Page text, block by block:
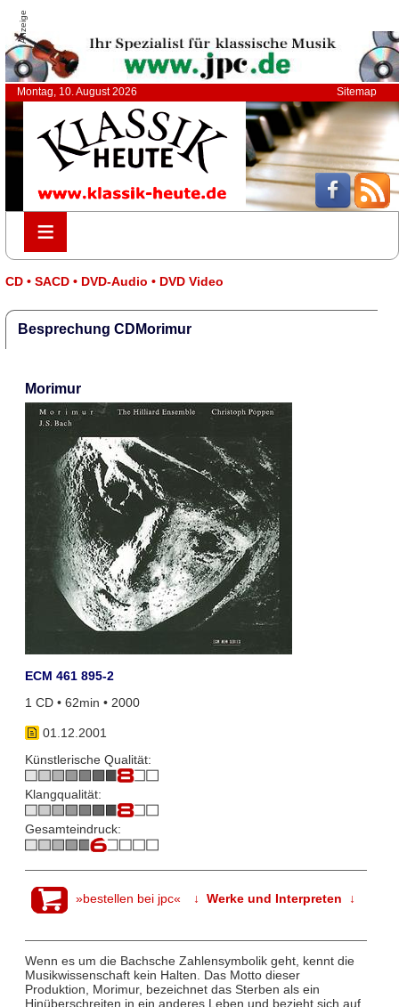
Anzeige
Montag, 10. August 2026 Sitemap
≡
≡
CD • SACD • DVD-Audio • DVD Video
Besprechung CDMorimur
Morimur
ECM 461 895-2
1 CD • 62min • 2000
01.12.2001
Künstlerische Qualität:
Klangqualität:
Gesamteindruck:
»bestellen bei jpc« ↓ Werke und Interpreten ↓
Wenn es um die Bachsche Zahlensymbolik geht, kennt die
Musikwissenschaft kein Halten. Das Motto dieser
Produktion, Morimur, bezeichnet das Sterben als ein
Hinüberschreiten in ein anderes Leben und bezieht sich auf